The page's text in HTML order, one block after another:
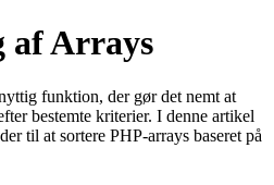
af Arrays
funktion, der gør det nemt at
bestemte kriterier. I denne artikel
til at sortere PHP-arrays baseret på